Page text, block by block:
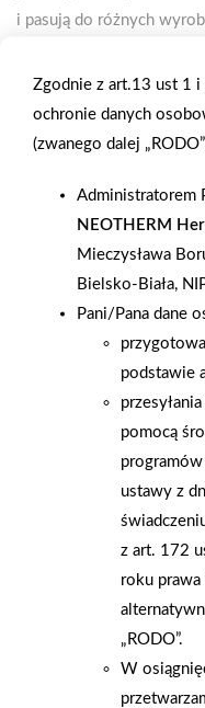
i pasują do różnych
parawan może się
najczęściej jest ich nie
także
cm. Inne stałe osłony
zamontowana we wnęce
zabudowy warto
nawannową –
do tego typu zabudów.
utworzona bardzo
Można ją stworzyć także
zabudowy z dwóch
połączenie pod kątem
ścianką. Zabudowy do
modeli o szerokości od
osłona nawannowaZ
każdym prysznicu,
wygodnych należą
(harmonijkowe) należą
montować na większości
osłona zajmuje mało
z myciem. Osłony
Zgodnie z art.13 ust 1
ochronie danych
(zwanego dalej
Administratorem
NEOTHERM
Mieczysława
Bielsko-Biała,
Pani/Pana dane
podstawie
pomocą
ustawy z
z art. 172
roku
„RODO”.
W